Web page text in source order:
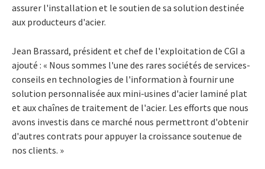
assurer l'installation et le soutien de sa solution destinée
aux producteurs d'acier.
Jean Brassard, président et chef de l'exploitation de CGI a
ajouté : « Nous sommes l'une des rares sociétés de services-
conseils en technologies de l'information à fournir une
solution personnalisée aux mini-usines d'acier laminé plat
et aux chaînes de traitement de l'acier. Les efforts que nous
avons investis dans ce marché nous permettront d'obtenir
d'autres contrats pour appuyer la croissance soutenue de
nos clients. »